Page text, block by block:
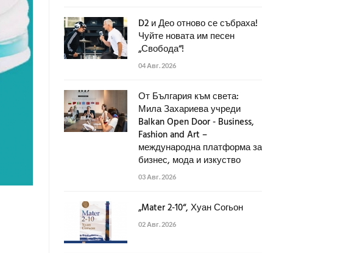
D2 и Део отново се събраха!
Чуйте новата им песен
„Свобода“!
04 Авг. 2026
От България към света:
Мила Захариева учреди
Balkan Open Door - Business,
Fashion and Art –
международна платформа за
бизнес, мода и изкуство
03 Авг. 2026
„Mater 2-10“, Хуан Согьон
02 Авг. 2026